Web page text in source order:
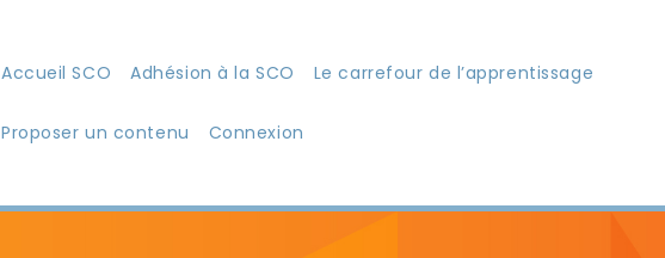
Accueil SCO Adhésion à la SCO Le carrefour de l’apprentissage
Proposer un contenu Connexion